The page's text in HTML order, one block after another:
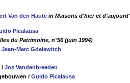
Van den Haute in Maisons d'hier et
Picalausa
du Patrimoine, n°56 (juin 1994)
Jean-Marc Gdalewitch
/ Jos Vandenbreeden
/ Guido Picalausa